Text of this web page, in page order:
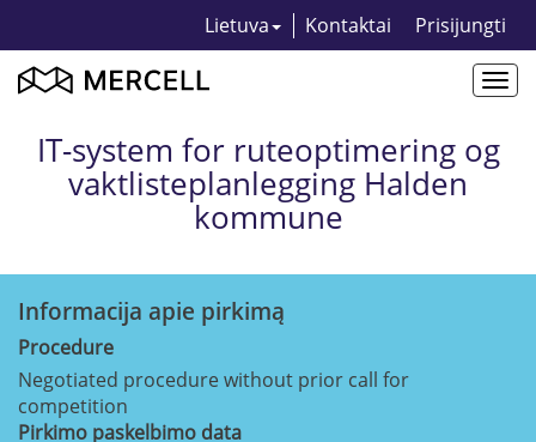
Lietuva Kontaktai Prisijungti
IT-system for ruteoptimering og
vaktlisteplanlegging Halden
kommune
Informacija apie pirkimą
Procedure
Negotiated procedure without prior call for
competition
Pirkimo paskelbimo data